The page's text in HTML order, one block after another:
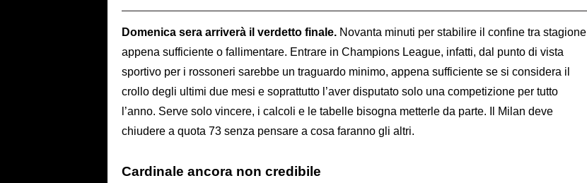
Domenica sera arriverà il verdetto finale. Novanta minuti per stabilire il confine tra stagione
appena sufficiente o fallimentare. Entrare in Champions League, infatti, dal punto di vista
sportivo per i rossoneri sarebbe un traguardo minimo, appena sufficiente se si considera il
crollo degli ultimi due mesi e soprattutto l’aver disputato solo una competizione per tutto
l’anno. Serve solo vincere, i calcoli e le tabelle bisogna metterle da parte. Il Milan deve
chiudere a quota 73 senza pensare a cosa faranno gli altri.
Cardinale ancora non credibile